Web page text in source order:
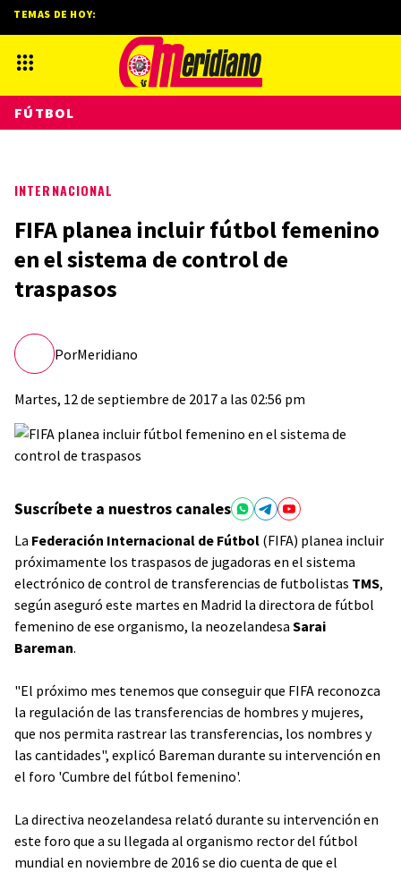
INTERNACIONAL
FIFA planea incluir fútbol femenino
en el sistema de control de
traspasos
PorMeridiano
Martes, 12 de septiembre de 2017 a las 02:56 pm
Suscríbete a nuestros canales
La Federación Internacional de Fútbol (FIFA) planea incluir
próximamente los traspasos de jugadoras en el sistema
electrónico de control de transferencias de futbolistas TMS,
según aseguró este martes en Madrid la directora de fútbol
femenino de ese organismo, la neozelandesa Sarai
Bareman.
"El próximo mes tenemos que conseguir que FIFA reconozca
la regulación de las transferencias de hombres y mujeres,
que nos permita rastrear las transferencias, los nombres y
las cantidades", explicó Bareman durante su intervención en
el foro 'Cumbre del fútbol femenino'.
La directiva neozelandesa relató durante su intervención en
este foro que a su llegada al organismo rector del fútbol
mundial en noviembre de 2016 se dio cuenta de que el
TEMAS DE HOY:
FÚTBOL